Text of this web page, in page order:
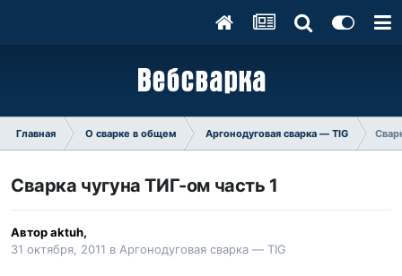
Главная О сварке в общем Аргонодуговая сварка — TIG
Сварка чугуна ТИГ-ом часть 1
Авторaktuh,
31 октября, 2011 в Аргонодуговая сварка — TIG